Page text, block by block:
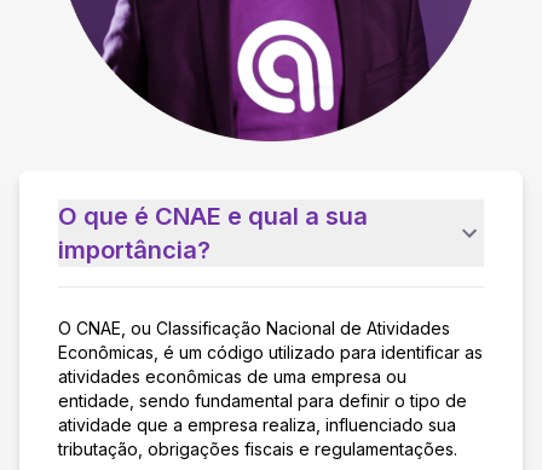
O que é CNAE e qual a sua
importância?
O CNAE, ou Classificação Nacional de Atividades
Econômicas, é um código utilizado para identificar as
atividades econômicas de uma empresa ou
entidade, sendo fundamental para definir o tipo de
atividade que a empresa realiza, influenciado sua
tributação, obrigações fiscais e regulamentações.